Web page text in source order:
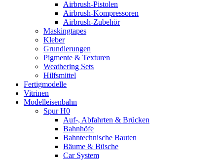
Airbrush-Pistolen
Airbrush-Kompressoren
Airbrush-Zubehör
Maskingtapes
Kleber
Grundierungen
Pigmente & Texturen
Weathering Sets
Hilfsmittel
Fertigmodelle
Vitrinen
Modelleisenbahn
Spur H0
Auf-, Abfahrten & Brücken
Bahnhöfe
Bahntechnische Bauten
Bäume & Büsche
Car System